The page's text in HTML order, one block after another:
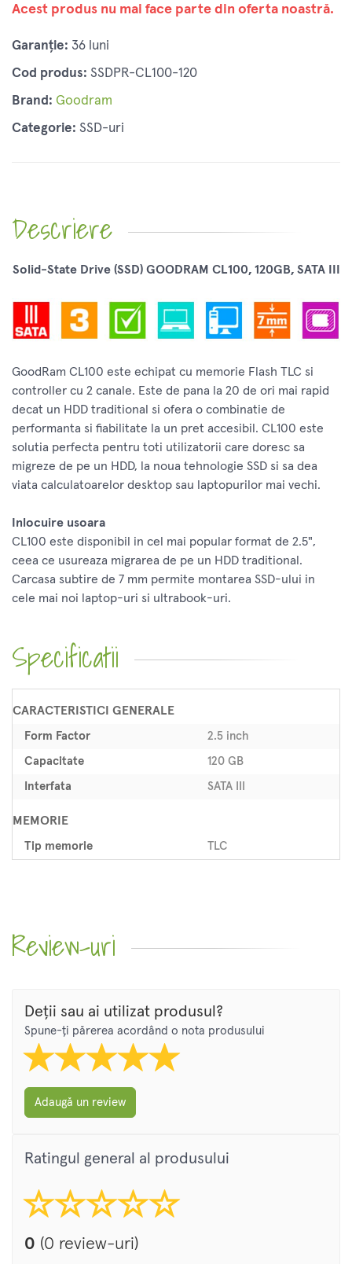
Acest produs nu mai face parte din oferta noastră.
Garanție: 36 luni
Cod produs: SSDPR-CL100-120
Brand: Goodram
Categorie: SSD-uri
Descriere
Solid-State Drive (SSD) GOODRAM CL100, 120GB, SATA III
GoodRam CL100 este echipat cu memorie Flash TLC si
controller cu 2 canale. Este de pana la 20 de ori mai rapid
decat un HDD traditional si ofera o combinatie de
performanta si fiabilitate la un pret accesibil. CL100 este
solutia perfecta pentru toti utilizatorii care doresc sa
migreze de pe un HDD, la noua tehnologie SSD si sa dea
viata calculatoarelor desktop sau laptopurilor mai vechi.
Inlocuire usoara
CL100 este disponibil in cel mai popular format de 2.5",
ceea ce usureaza migrarea de pe un HDD traditional.
Carcasa subtire de 7 mm permite montarea SSD-ului in
cele mai noi laptop-uri si ultrabook-uri.
Specificatii
CARACTERISTICI GENERALE
Form Factor 2.5 inch
Capacitate 120 GB
Interfata SATA III
MEMORIE
Tip memorie TLC
Review-uri
Deții sau ai utilizat produsul?
Spune-ți părerea acordând o nota produsului
Adaugă un review
Ratingul general al produsului
0 (0 review-uri)